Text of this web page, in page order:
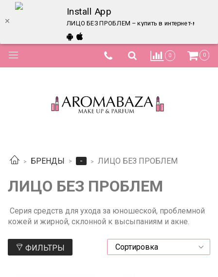
Install App
ЛИЦО БЕЗ ПРОБЛЕМ – купить в интернет-
0 0
БРЕНДЫ - ЛИЦО БЕЗ ПРОБЛЕМ
ЛИЦО БЕЗ ПРОБЛЕМ
Серия средств для ухода за юношеской, проблемной
кожей и жирной, склонной к высыпаниям и акне.
ФИЛЬТРЫ